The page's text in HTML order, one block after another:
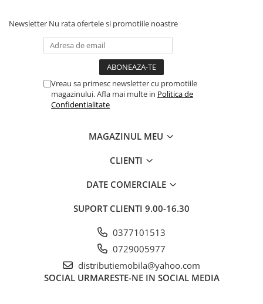
Newsletter Nu rata ofertele si promotiile noastre
Vreau sa primesc newsletter cu promotiile
magazinului. Afla mai multe in Politica de
Confidentialitate
MAGAZINUL MEU
CLIENTI
DATE COMERCIALE
SUPORT CLIENTI 9.00-16.30
0377101513
0729005977
distributiemobila@yahoo.com
SOCIAL URMARESTE-NE IN SOCIAL MEDIA